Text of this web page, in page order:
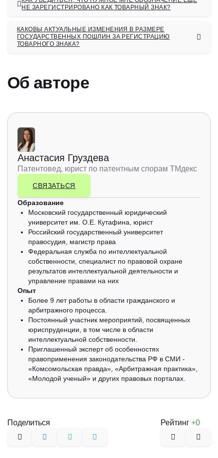
НЕ ЗАРЕГИСТРИРОВАНО КАК ТОВАРНЫЙ ЗНАК?
КАКОВЫ АКТУАЛЬНЫЕ ИЗМЕНЕНИЯ В РАЗМЕРЕ
ГОСУДАРСТВЕННЫХ ПОШЛИН ЗА РЕГИСТРАЦИЮ
ТОВАРНОГО ЗНАКА?
Об авторе
Анастасия Груздева
Патентовед, юрист по патентным спорам ТМдекс
СВЯЗАТЬСЯ
Образование
Московский государственный юридический
университет им. О.Е. Кутафина, юрист
Российский государственный университет
правосудия, магистр права
Федеральная служба по интеллектуальной
собственности, специалист по правовой охране
результатов интеллектуальной деятельности и
управление правами на них
Опыт
Более 9 лет работы в области гражданского и
арбитражного процесса.
Постоянный участник мероприятий, посвященных
юриспруденции, в том числе в области
интеллектуальной собственности.
Приглашенный эксперт об особенностях
правоприменения законодательства РФ в СМИ -
«Комсомольская правда», «Арбитражная практика»,
«Молодой ученый» и других правовых порталах.
Поделиться Рейтинг+0